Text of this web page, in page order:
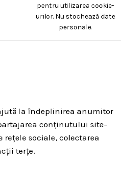
pentru utilizarea cookie-
urilor. Nu stochează date
personale.
la îndeplinirea anumitor
conținutului site-
rețele sociale, colectarea
terțe.